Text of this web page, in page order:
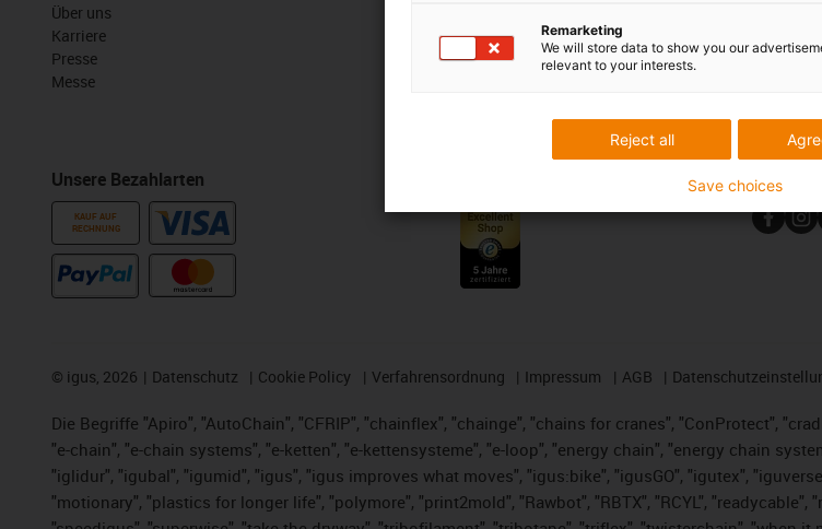
Über uns
Karriere
Presse
Messe
Unsere Bezahlarten
KAUF AUF
RECHNUNG
Online Tools
Kostenlose Muster
plastics
Folge
© igus, 2026 Datenschutz Cookie Policy Verfahrensordnung Impressum AGB
Die Begriffe "Apiro", "AutoChain", "CFRIP", "chainflex", "chainge", "chains for cranes", "ConProtect",
"e-chain", "e-chain systems", "e-ketten", "e-kettensysteme", "e-loop", "energy chain", "energy chain
"iglidur", "igubal", "igumid", "igus", "igus improves what moves", "igus:bike", "igusGO", "igutex",
"motionary", "plastics for longer life", "polymore", "print2mold", "Rawbot", "RBTX", "RCYL",
Remarketing
We will store data to show you our
relevant to your interests.
Reject all
Save choices